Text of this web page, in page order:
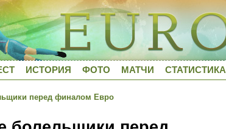
ИСТОРИЯ ФОТО МАТЧИ СТАТИСТИКА
перед финалом Евро